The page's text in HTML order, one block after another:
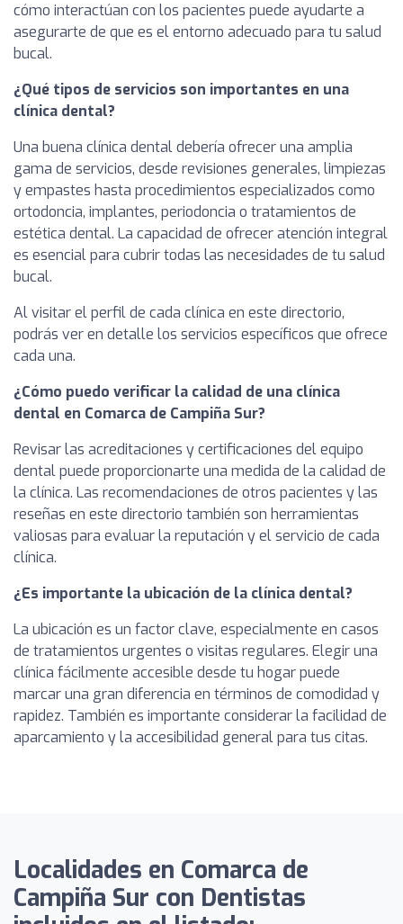
cómo interactúan con los pacientes puede ayudarte a
asegurarte de que es el entorno adecuado para tu salud
bucal.
¿Qué tipos de servicios son importantes en una
clínica dental?
Una buena clínica dental debería ofrecer una amplia
gama de servicios, desde revisiones generales, limpiezas
y empastes hasta procedimientos especializados como
ortodoncia, implantes, periodoncia o tratamientos de
estética dental. La capacidad de ofrecer atención integral
es esencial para cubrir todas las necesidades de tu salud
bucal.
Al visitar el perfil de cada clínica en este directorio,
podrás ver en detalle los servicios específicos que ofrece
cada una.
¿Cómo puedo verificar la calidad de una clínica
dental en Comarca de Campiña Sur?
Revisar las acreditaciones y certificaciones del equipo
dental puede proporcionarte una medida de la calidad de
la clínica. Las recomendaciones de otros pacientes y las
reseñas en este directorio también son herramientas
valiosas para evaluar la reputación y el servicio de cada
clínica.
¿Es importante la ubicación de la clínica dental?
La ubicación es un factor clave, especialmente en casos
de tratamientos urgentes o visitas regulares. Elegir una
clínica fácilmente accesible desde tu hogar puede
marcar una gran diferencia en términos de comodidad y
rapidez. También es importante considerar la facilidad de
aparcamiento y la accesibilidad general para tus citas.
Localidades en Comarca de
Campiña Sur con Dentistas